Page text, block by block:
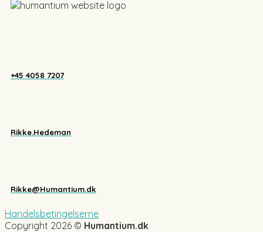
+45 4058 7207
Rikke.Hedeman
Rikke@Humantium.dk
Handelsbetingelserne
Copyright 2026 © Humantium.dk